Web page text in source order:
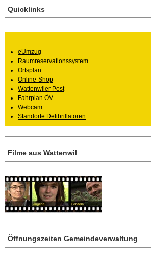
Öffnungszeiten Gemeindeverwaltung
Filme aus Wattenwil
Quicklinks
eUmzug
Raumreservationssystem
Ortsplan
Online-Shop
Wattenwiler Post
Fahrplan ÖV
Webcam
Standorte Defibrillatoren